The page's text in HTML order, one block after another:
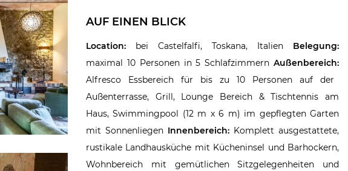
AUF EINEN BLICK
Location: bei Castelfalfi, Toskana, Italien Belegung:
maximal 10 Personen in 5 Schlafzimmern Außenbereich:
Alfresco Essbereich für bis zu 10 Personen auf der
Außenterrasse, Grill, Lounge Bereich & Tischtennis am
Haus, Swimmingpool (12 m x 6 m) im gepflegten Garten
mit Sonnenliegen Innenbereich: Komplett ausgestattete,
rustikale Landhausküche mit Kücheninsel und Barhockern,
Wohnbereich mit gemütlichen Sitzgelegenheiten und